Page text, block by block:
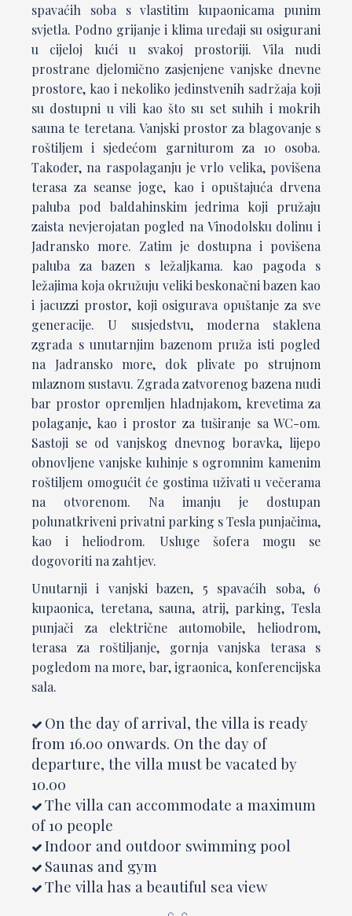
spavaćih soba s vlastitim kupaonicama punim
svjetla. Podno grijanje i klima uređaji su osigurani
u cijeloj kući u svakoj prostoriji. Vila nudi
prostrane djelomično zasjenjene vanjske dnevne
prostore, kao i nekoliko jedinstvenih sadržaja koji
su dostupni u vili kao što su set suhih i mokrih
sauna te teretana. Vanjski prostor za blagovanje s
roštiljem i sjedećom garniturom za 10 osoba.
Također, na raspolaganju je vrlo velika, povišena
terasa za seanse joge, kao i opuštajuća drvena
paluba pod baldahinskim jedrima koji pružaju
zaista nevjerojatan pogled na Vinodolsku dolinu i
Jadransko more. Zatim je dostupna i povišena
paluba za bazen s ležaljkama. kao pagoda s
ležajima koja okružuju veliki beskonačni bazen kao
i jacuzzi prostor, koji osigurava opuštanje za sve
generacije. U susjedstvu, moderna staklena
zgrada s unutarnjim bazenom pruža isti pogled
na Jadransko more, dok plivate po strujnom
mlaznom sustavu. Zgrada zatvorenog bazena nudi
bar prostor opremljen hladnjakom, krevetima za
polaganje, kao i prostor za tuširanje sa WC-om.
Sastoji se od vanjskog dnevnog boravka, lijepo
obnovljene vanjske kuhinje s ogromnim kamenim
roštiljem omogućit će gostima uživati u večerama
na otvorenom. Na imanju je dostupan
polunatkriveni privatni parking s Tesla punjačima,
kao i heliodrom. Usluge šofera mogu se
dogovoriti na zahtjev.
Unutarnji i vanjski bazen, 5 spavaćih soba, 6
kupaonica, teretana, sauna, atrij, parking, Tesla
punjači za električne automobile, heliodrom,
terasa za roštiljanje, gornja vanjska terasa s
pogledom na more, bar, igraonica, konferencijska
sala.
On the day of arrival, the villa is ready
from 16.00 onwards. On the day of
departure, the villa must be vacated by
10.00
The villa can accommodate a maximum
of 10 people
Indoor and outdoor swimming pool
Saunas and gym
The villa has a beautiful sea view